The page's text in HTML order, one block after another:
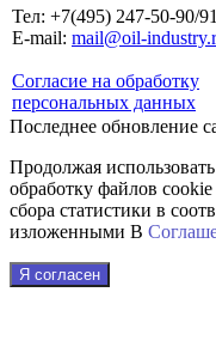
Тел: +7(495) 247-50-90/91
E-mail: mail@oil-
Согласие на обработку
персональных данных
Последнее обновление
Продолжая
обработку файлов
сбора статистики в
изложенными В
Я согласен